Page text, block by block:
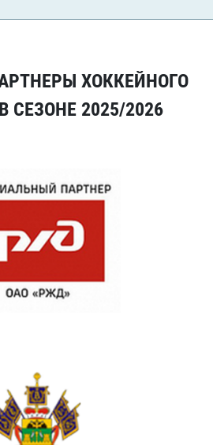
ХОККЕЙНОГО
СЕЗОНЕ 2025/2026